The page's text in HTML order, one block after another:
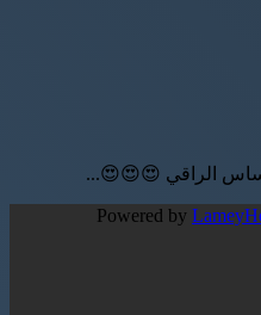
الراقي 😍😍😍...
Powered by